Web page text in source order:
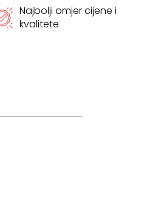
Najbolji omjer cijene i
kvalitete